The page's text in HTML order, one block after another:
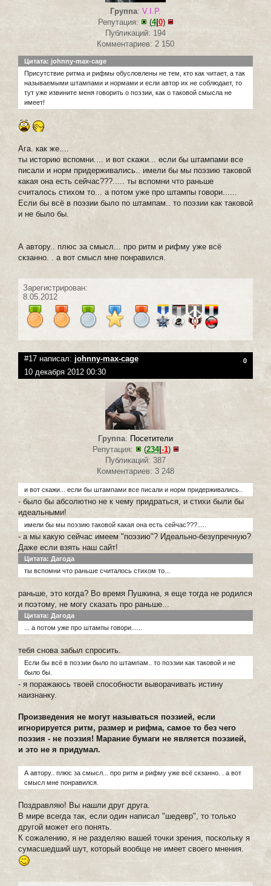
Группа: V.I.P.
Репутация:
(4| 0)
Публикаций: 194
Комментариев: 2 150
Цитата: johnny-max-cage
Присутствие ритма и рифмы обусловлены не тем, кто как читает, а так
называемыми штампами и нормами и если автор их не соблюдает, то
тут уже извините меня говорить о поэзии, как о таковой смысла не
имеет!
Ага. как же....
ты историю вспомни.... и вот скажи... если бы штампами все
писали и норм придерживались.. имели бы мы поэзию таковой
какая она есть сейчас???..... ты вспомни что раньше
считалось стихом то... а потом уже про штампы говори......
Если бы всё в поэзии было по штампам.. то поэзии как таковой
и не было бы.
А автору.. плюс за смысл... про ритм и рифму уже всё
скзанно. . а вот смысл мне понравился.
Зарегистрирован:
8.05.2012
#17 написал: johnny-max-cage 0
10 декабря 2012 00:30
Группа: Посетители
Репутация:
(234| -1)
Публикаций: 387
Комментариев: 3 248
и вот скажи... если бы штампами все писали и норм придерживались..
- было бы абсолютно не к чему придраться, и стихи были бы
идеальными!
имели бы мы поэзию таковой какая она есть сейчас???.....
- а мы какую сейчас имеем "поэзию"? Идеально-безупречную?
Даже если взять наш сайт!
Цитата: Дагода
ты вспомни что раньше считалось стихом то...
раньше, это когда? Во время Пушкина, я еще тогда не родился
и поэтому, не могу сказать про раньше...
Цитата: Дагода
... а потом уже про штампы говори......
тебя снова забыл спросить.
Если бы всё в поэзии было по штампам.. то поэзии как таковой и не
было бы.
- я поражаюсь твоей способности выворачивать истину
наизнанку.
Произведения не могут называться поэзией, если
игнорируется ритм, размер и рифма, самое то без чего
поэзия - не поэзия! Марание бумаги не является поэзией,
и это не я придумал.
А автору.. плюс за смысл... про ритм и рифму уже всё скзанно. . а вот
смысл мне понравился.
Поздравляю! Вы нашли друг друга.
В мире всегда так, если один написал "шедевр", то только
другой может его понять.
К сожалению, я не разделяю вашей точки зрения, поскольку я
сумасшедший шут, который вообще не имеет своего мнения.